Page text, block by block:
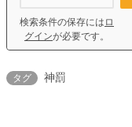
検索条件の保存には ロ
グインが必要です。
タグ 神罰